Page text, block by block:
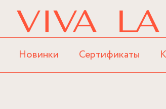
Новинки Сертификаты